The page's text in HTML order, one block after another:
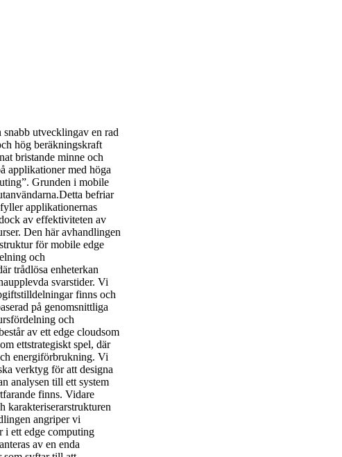
utvecklingav en rad
hög beräkningskraft
bristande minne och
applikationer med höga
Grunden i mobile
befriar
applikationernas
av effektiviteten av
Den här avhandlingen
för mobile edge
och
trådlösa enheterkan
svarstider. Vi
finns och
på genomsnittliga
och
av ett edge cloudsom
ettstrategiskt spel, där
energiförbrukning. Vi
verktyg för att designa
analysen till ett system
finns. Vidare
karakteriserarstrukturen
angriper vi
i ett edge computing
av en enda